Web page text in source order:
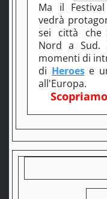
Ma il
vedrà
sei città che
Nord a Sud.
momenti di
di Heroese
all'Europa.